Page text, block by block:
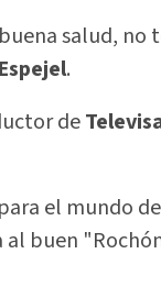
salud,
.
de
el mundo
al buen